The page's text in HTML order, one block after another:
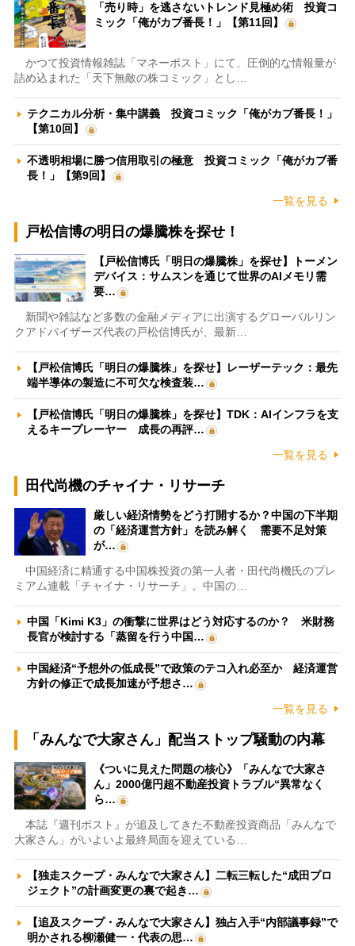
「売り時」を逃さないトレンド見極め術 投資コ
ミック「俺がカブ番長！」【第11回】
かつて投資情報雑誌「マネーポスト」にて、圧倒的な情報量が
詰め込まれた「天下無敵の株コミック」とし…
テクニカル分析・集中講義 投資コミック「俺がカブ番長！」
【第10回】
不透明相場に勝つ信用取引の極意 投資コミック「俺がカブ番
長！」【第9回】
一覧を見る
戸松信博の明日の爆騰株を探せ！
【戸松信博氏「明日の爆騰株」を探せ】トーメン
デバイス：サムスンを通じて世界のAIメモリ需
要…
新聞や雑誌など多数の金融メディアに出演するグローバルリン
クアドバイザーズ代表の戸松信博氏が、最新…
【戸松信博氏「明日の爆騰株」を探せ】レーザーテック：最先
端半導体の製造に不可欠な検査装…
【戸松信博氏「明日の爆騰株」を探せ】TDK：AIインフラを支
えるキープレーヤー 成長の再評…
一覧を見る
田代尚機のチャイナ・リサーチ
厳しい経済情勢をどう打開するか？中国の下半期
の「経済運営方針」を読み解く 需要不足対策
が…
中国経済に精通する中国株投資の第一人者・田代尚機氏のプレ
ミアム連載「チャイナ・リサーチ」。中国の…
中国「Kimi K3」の衝撃に世界はどう対応するのか？ 米財務
長官が検討する「蒸留を行う中国…
中国経済“予想外の低成長”で政策のテコ入れ必至か 経済運営
方針の修正で成長加速が予想さ…
一覧を見る
「みんなで大家さん」配当ストップ騒動の内幕
《ついに見えた問題の核心》「みんなで大家さ
ん」2000億円超不動産投資トラブル“異常なく
ら…
本誌『週刊ポスト』が追及してきた不動産投資商品「みんなで
大家さん」がいよいよ最終局面を迎えている…
【独走スクープ・みんなで大家さん】二転三転した“成田プロ
ジェクト”の計画変更の裏で起き…
【追及スクープ・みんなで大家さん】独占入手“内部議事録”で
明かされる柳瀬健一・代表の思…